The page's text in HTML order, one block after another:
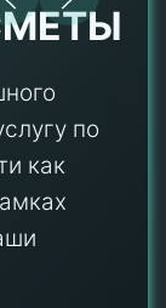
по
как